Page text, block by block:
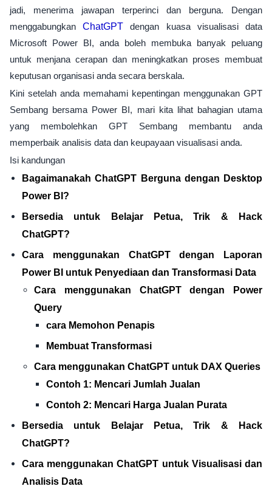
jadi, menerima jawapan terperinci dan berguna. Dengan
menggabungkanChatGPT dengan kuasa visualisasi data
Microsoft Power BI, anda boleh membuka banyak peluang
untuk menjana cerapan dan meningkatkan proses membuat
keputusan organisasi anda secara berskala.
Kini setelah anda memahami kepentingan menggunakan GPT
Sembang bersama Power BI, mari kita lihat bahagian utama
yang membolehkan GPT Sembang membantu anda
memperbaik analisis data dan keupayaan visualisasi anda.
Isi kandungan
Bagaimanakah ChatGPT Berguna dengan Desktop
Power BI?
Bersedia untuk Belajar Petua, Trik & Hack
ChatGPT?
Cara menggunakan ChatGPT dengan Laporan
Power BI untuk Penyediaan dan Transformasi Data
Cara menggunakan ChatGPT dengan Power
Query
cara Memohon Penapis
Membuat Transformasi
Cara menggunakan ChatGPT untuk DAX Queries
Contoh 1: Mencari Jumlah Jualan
Contoh 2: Mencari Harga Jualan Purata
Bersedia untuk Belajar Petua, Trik & Hack
ChatGPT?
Cara menggunakan ChatGPT untuk Visualisasi dan
Analisis Data